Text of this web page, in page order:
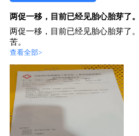
两促一移，目前已经见胎心胎芽了
苦。
查看全部>